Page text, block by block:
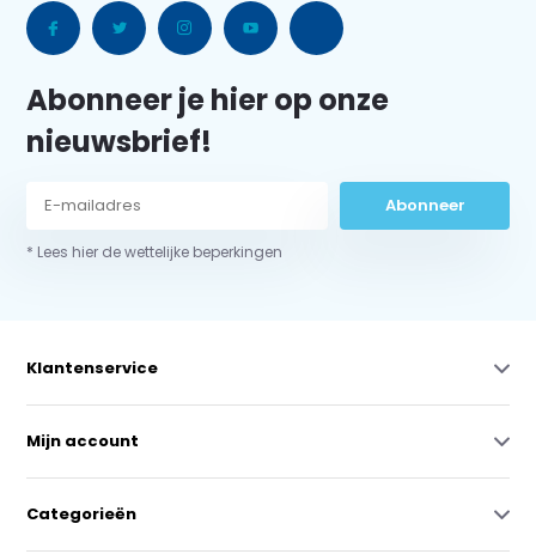
Abonneer je hier op onze
nieuwsbrief!
Abonneer
* Lees hier de wettelijke beperkingen
Klantenservice
Mijn account
Categorieën